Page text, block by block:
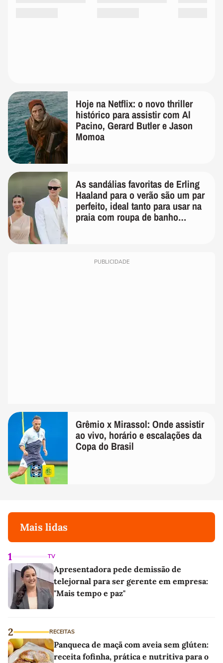
Hoje na Netflix: o novo thriller
histórico para assistir com Al
Pacino, Gerard Butler e Jason
Momoa
As sandálias favoritas de Erling
Haaland para o verão são um par
perfeito, ideal tanto para usar na
praia com roupa de banho
PUBLICIDADE
Grêmio x Mirassol: Onde assistir
ao vivo, horário e escalações da
Copa do Brasil
Mais lidas
1 TV
Apresentadora pede demissão de
telejornal para ser gerente em empresa:
"Mais tempo e paz"
2 RECEITAS
Panqueca de maçã com aveia sem glúten:
receita fofinha, prática e nutritiva para o